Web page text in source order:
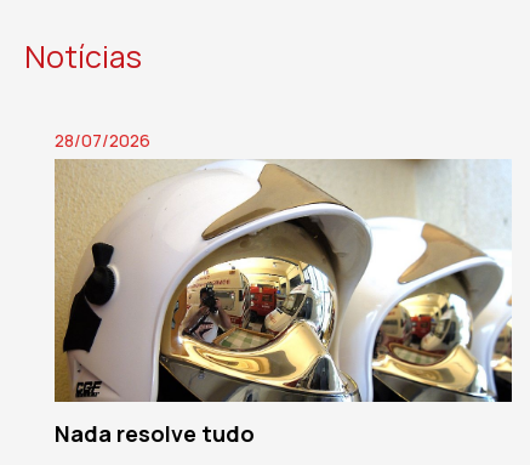
Notícias
28/07/2026
Nada resolve tudo